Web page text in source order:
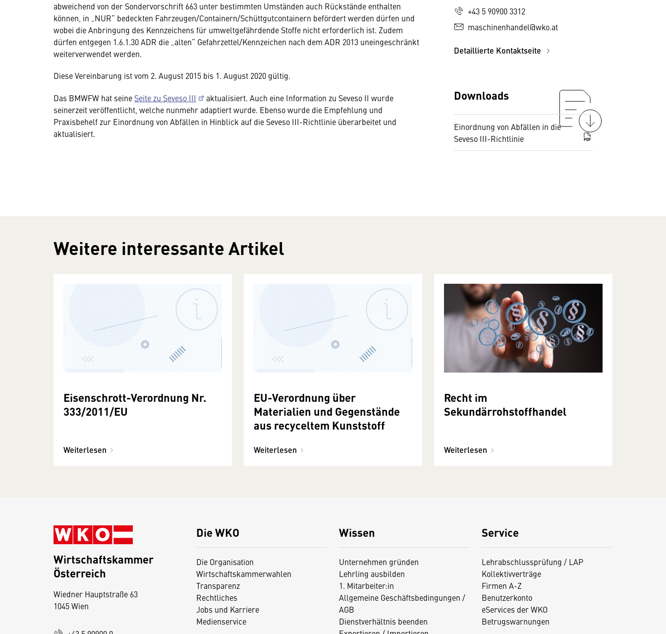
abweichend von der Sondervorschrift 663 unter bestimmten Umständen auch Rückstände enthalten
können, in „NUR“ bedeckten Fahrzeugen/Containern/Schüttgutcontainern befördert werden dürfen und
wobei die Anbringung des Kennzeichens für umweltgefährdende Stoffe nicht erforderlich ist. Zudem
dürfen entgegen 1.6.1.30 ADR die „alten“ Gefahrzettel/Kennzeichen nach dem ADR 2013 uneingeschränkt
weiterverwendet werden.
Diese Vereinbarung ist vom 2. August 2015 bis 1. August 2020 gültig.
Das BMWFW hat seine Seite zu Seveso III
aktualisiert. Auch eine Information zu Seveso II wurde
seinerzeit veröffentlicht, welche nunmehr adaptiert wurde. Ebenso wurde die Empfehlung und
Praxisbehelf zur Einordnung von Abfällen in Hinblick auf die Seveso III-Richtlinie überarbeitet und
aktualisiert.
+43 5 90900 3312
maschinenhandel@wko.at
Detaillierte Kontaktseite
Downloads
Einordnung von Abfällen in die
Seveso III-Richtlinie
PDF
Weitere interessante Artikel
Eisenschrott-Verordnung Nr.
333/2011/EU
Weiterlesen
EU-Verordnung über
Materialien und Gegenstände
aus recyceltem Kunststoff
Weiterlesen
Recht im
Sekundärrohstoffhandel
Weiterlesen
Die WKO
Die Organisation
Wirtschaftskammerwahlen
Transparenz
Rechtliches
Jobs und Karriere
Medienservice
Wissen
Unternehmen gründen
Lehrling ausbilden
1. Mitarbeiter:in
Allgemeine Geschäftsbedingungen /
AGB
Dienstverhältnis beenden
Service
Lehrabschlussprüfung / LAP
Kollektivverträge
Firmen A-Z
Benutzerkonto
eServices der WKO
Betrugswarnungen
Wirtschaftskammer
Österreich
Wiedner Hauptstraße 63
1045 Wien